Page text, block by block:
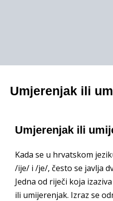
Umjerenjak ili
Umjerenjak ili
Kada se u hrvatskom
/ije/ i /je/, često se javlja
Jedna od riječi koja
ili umijerenjak. Izraz se